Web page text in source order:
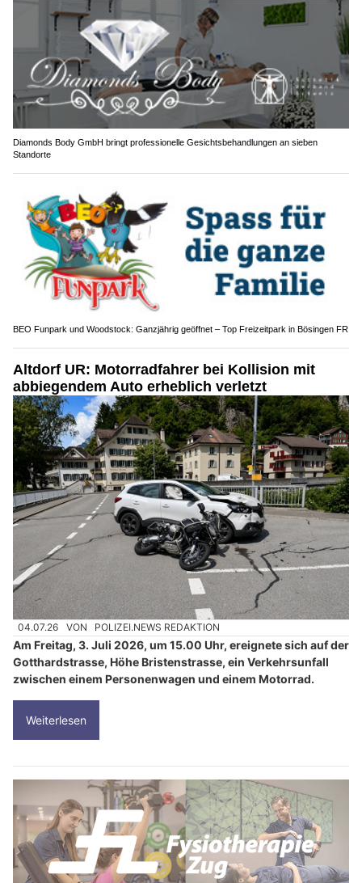
Diamonds Body GmbH bringt professionelle Gesichtsbehandlungen an sieben
Standorte
BEO Funpark und Woodstock: Ganzjährig geöffnet – Top Freizeitpark in Bösingen FR
Altdorf UR: Motorradfahrer bei Kollision mit
abbiegendem Auto erheblich verletzt
04.07.26 VON POLIZEI.NEWS REDAKTION
Am Freitag, 3. Juli 2026, um 15.00 Uhr, ereignete sich auf der
Gotthardstrasse, Höhe Bristenstrasse, ein Verkehrsunfall
zwischen einem Personenwagen und einem Motorrad.
Weiterlesen